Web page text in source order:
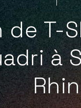
de T-
à
Rhin